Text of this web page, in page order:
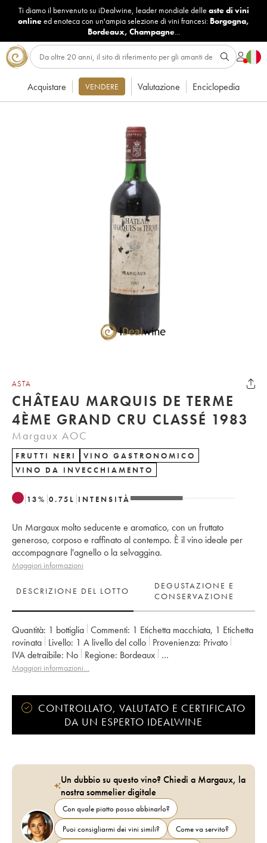
Ti diamo il benvenuto su iDealwine, leader mondiale delle aste di vini
onlineed enoteca con un'ampia selezione di vini francesi: Borgogna,
Bordeaux, Champagne...
Acquistare VENDERE Valutazione Enciclopedia
ASTA
CHÂTEAU MARQUIS DE TERME
4ÈME GRAND CRU CLASSÉ 1983
Margaux AOC
FRUTTI NERI
VINO GASTRONOMICO
VINO DA INVECCHIAMENTO
13% 0.75 L INTENSITÀ
Un Margaux molto seducente e aromatico, con un fruttato
generoso, corposo e raffinato al contempo. È il vino ideale per
accompagnare l'agnello o la selvaggina.
Maggiori informazioni
DESCRIZIONE DEL LOTTO
DEGUSTAZIONE E
CONSERVAZIONE
Quantità: 1 bottiglia Commenti: 1 Etichetta macchiata, 1 Etichetta
rovinata Livello: 1 A livello del collo Provenienza:
privato
IVA detraibile:
no Regione:
Bordeaux
Denominazione:
Margaux
Proprietario: SA du Château Marquis de Terme
Maggiori informazioni…
CONTROLLATO, VALUTATO E CERTIFICATO
DA UN ESPERTO IDEALWINE
Un dubbio su questo vino? Chiedi a Margaux, la
nostra sommelier digitale
Con quale piatto posso abbinarlo?
Puoi consigliarmi dei vini simili?
Come va servito?